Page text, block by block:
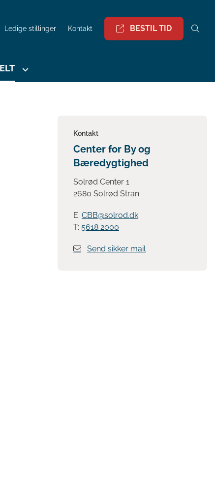
Ledige stillinger Kontakt BESTIL TID
Kontakt
Center for By og
Bæredygtighed
Solrød Center 1
2680 Solrød Stran
E: CBB@solrod.dk
T: 5618 2000
Send sikker mail